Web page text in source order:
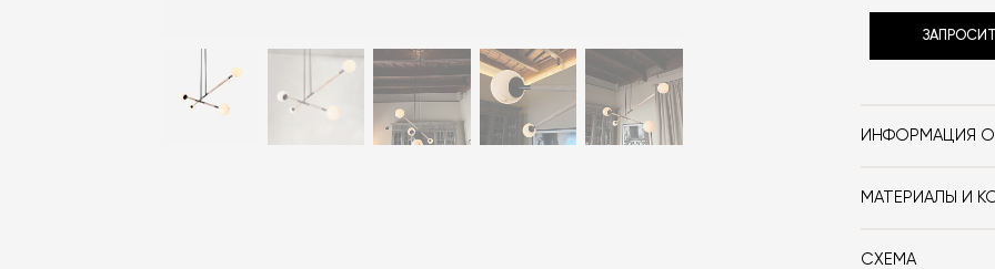
ИНФОРМАЦИЯ О
Стиль
Особенности
МАТЕРИАЛЫ И
СХЕМА